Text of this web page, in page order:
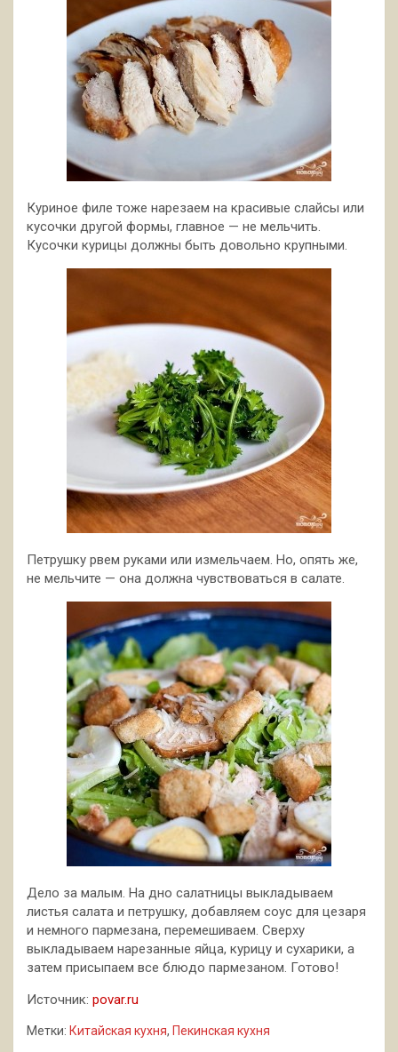
Куриное филе тоже нарезаем на красивые слайсы или
кусочки другой формы, главное — не мельчить.
Кусочки курицы должны быть довольно крупными.
Петрушку рвем руками или измельчаем. Но, опять же,
не мельчите — она должна чувствоваться в салате.
Дело за малым. На дно салатницы выкладываем
листья салата и петрушку, добавляем соус для цезаря
и немного пармезана, перемешиваем. Сверху
выкладываем нарезанные яйца, курицу и сухарики, а
затем присыпаем все блюдо пармезаном. Готово!
Источник: povar.ru
Метки: Китайская кухня, Пекинская кухня